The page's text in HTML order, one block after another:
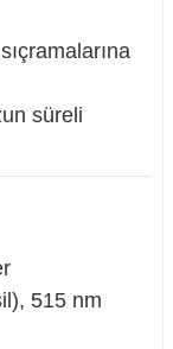
süreli
515 nm